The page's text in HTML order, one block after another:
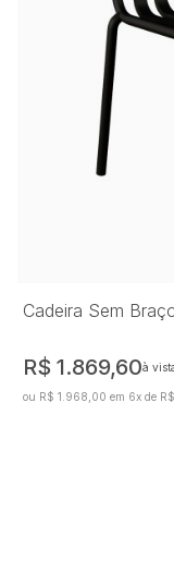
Cadeira Sem
R$ 1.869,60à
ou R$ 1.968,00 em 6x de